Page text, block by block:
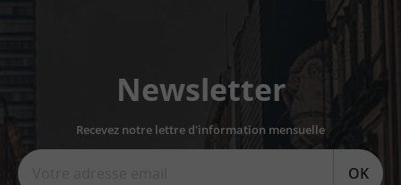
Newsletter
Recevez notre lettre d'information mensuelle
OK